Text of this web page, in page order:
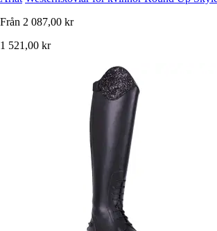
Från 2 087,00 kr
1 521,00 kr